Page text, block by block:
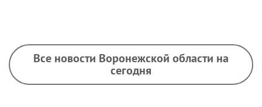
Все новости Воронежской области на
сегодня